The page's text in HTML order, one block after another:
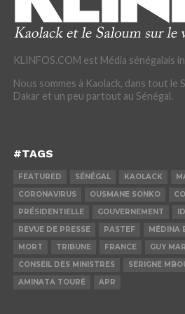
KLINFOS.COM est Média sénégalais
Nous sommes à Kaolack, dans tout le
Dakar et un peu partout au Sénégal.
#TAGS
FEATURED SÉNÉGAL KAOLACK
CORONAVIRUS
OUSMANE SONKO
PRÉSIDENTIELLE
GOUVERNEMENT
REVUE DE PRESSE
PASTEF MÉDINA
MORT
TRIBUNE FRANCE
GUY
CONSEIL DES MINISTRES
SERIGNE
AMINATA TOURÉ
APR